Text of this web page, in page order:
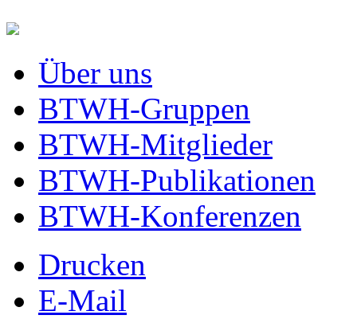
Über uns
BTWH-Gruppen
BTWH-Mitglieder
BTWH-Publikationen
BTWH-Konferenzen
Drucken
E-Mail